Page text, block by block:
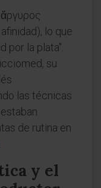
afinidad), lo que
por la plata".
su
las técnicas
de rutina en
y el